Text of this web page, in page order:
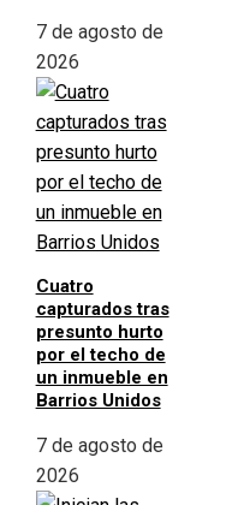
7 de agosto de
2026
Cuatro
capturados tras
presunto hurto
por el techo de
un inmueble en
Barrios Unidos
7 de agosto de
2026